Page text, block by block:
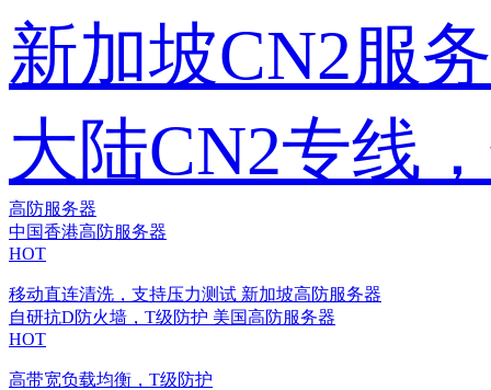
新加坡CN2服
大陆CN2专线
高防服务器
中国香港高防服务器
HOT
移动直连清洗，支持压力测试 新加坡高防服务器
自研抗D防火墙，T级防护 美国高防服务器
HOT
高带宽负载均衡，T级防护